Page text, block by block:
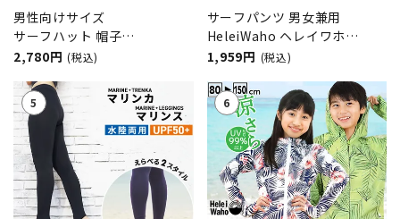
男性向けサイズ
サーフハット 帽子
HeleiWaho/ヘレイワホ UVカ
症予防
2,780円 (税込)
サーフパンツ 男女兼用
HeleiWaho ヘレイワホ
VOLLEY ボードショーツ ハー
用 体型カバー
1,959円 (税込)